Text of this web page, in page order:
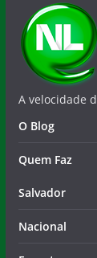
A velocidade
O Blog
Quem Faz
Salvador
Nacional